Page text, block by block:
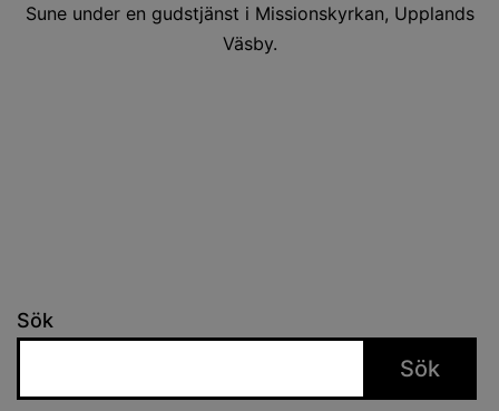
Sune under en gudstjänst i Missionskyrkan, Upplands
Väsby.
Sök
Sök